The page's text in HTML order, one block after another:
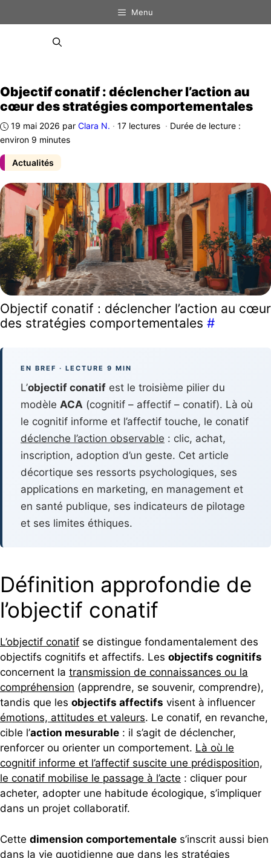
au
Menu
Actualités
Objectif conatif : déclencher l’action au
cœur des stratégies comportementales
19 mai 2026 par Clara N. · 17 lectures · Durée de lecture :
environ 9 minutes
Objectif conatif : déclencher l’action au cœur
des stratégies comportementales #
EN BREF · LECTURE 9 MIN
L’objectif conatif est le troisième pilier du
modèle ACA (cognitif – affectif – conatif). Là où
le cognitif informe et l’affectif touche, le conatif
déclenche l’action observable : clic, achat,
inscription, adoption d’un geste. Cet article
décortique ses ressorts psychologiques, ses
applications en marketing, en management et
en santé publique, ses indicateurs de pilotage
et ses limites éthiques.
Définition approfondie de
l’objectif conatif
L’objectif conatif se distingue fondamentalement des
objectifs cognitifs et affectifs. Les objectifs cognitifs
concernent la transmission de connaissances ou la
compréhension (apprendre, se souvenir, comprendre),
tandis que les objectifs affectifs visent à influencer
émotions, attitudes et valeurs. Le conatif, en revanche,
cible l’action mesurable : il s’agit de déclencher,
renforcer ou orienter un comportement. Là où le
cognitif informe et l’affectif suscite une prédisposition,
le conatif mobilise le passage à l’acte : cliquer pour
acheter, adopter une habitude écologique, s’impliquer
dans un projet collaboratif.
Cette dimension comportementale s’inscrit aussi bien
dans la vie quotidienne que dans les stratégies